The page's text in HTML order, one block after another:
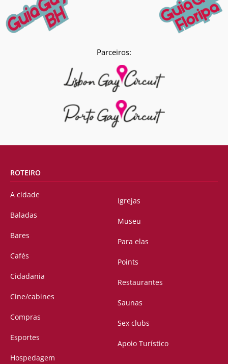
Parceiros:
ROTEIRO
A cidade
Baladas
Bares
Cafés
Cidadania
Cine/cabines
Compras
Esportes
Hospedagem
Igrejas
Museu
Para elas
Points
Restaurantes
Saunas
Sex clubs
Apoio Turístico